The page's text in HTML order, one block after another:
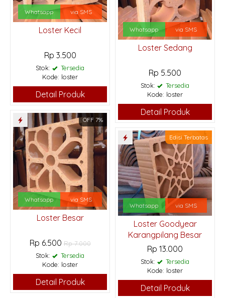
Whatsapp via SMS
Loster Kecil
Rp 3.500
Stok:
Tersedia
Kode: loster
Detail Produk
Whatsapp via SMS
Loster Sedang
Rp 5.500
Stok:
Tersedia
Kode: loster
Detail Produk
OFF 7%
Whatsapp via SMS
Loster Besar
Rp 6.500Rp 7.000
Stok:
Tersedia
Kode: loster
Detail Produk
Edisi Terbatas
Whatsapp via SMS
Loster Goodyear
Karangpilang Besar
Rp 13.000
Stok:
Tersedia
Kode: loster
Detail Produk